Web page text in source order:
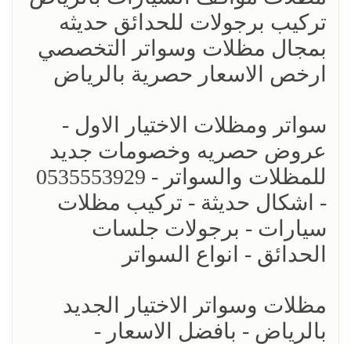
تركيب برجولات للحدائق حديثه
بمجال مظلات وسواتر التخصصي
ارخص الاسعار حصرية بالرياض
سواتر ومظلات الاختيار الاول -
عروض حصريه وخصومات جديد
للمظلات والسواتر - 0535553929
- اشكال حديثة - تركيب مظلات
سيارات - برجولات جلسات
الحدائق - انواع السواتر
مظلات وسواتر الاختيار الجديد
بالرياض - بافضل الاسعار -